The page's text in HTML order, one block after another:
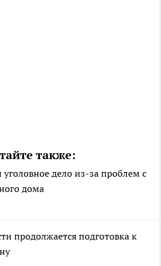
также:
уголовное дело из-за проблем с
дома
продолжается подготовка к